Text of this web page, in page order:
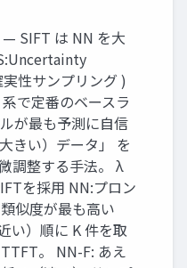
SIFT は NN を大
性サンプリング )
で定番のベースラ
が最も予測に自信
きい）データ」 を
調整する手法。 λ
を採用 NN:プロン
似度が最も高い
い）順に K 件を取
。 NN-F: あえ